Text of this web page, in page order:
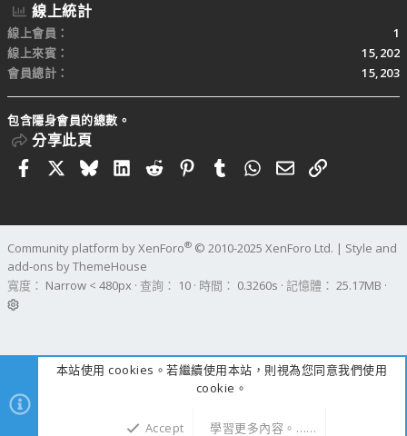
線上統計
線上會員
1
線上來賓
15,202
會員總計
15,203
包含隱身會員的總數。
分享此頁
FacebookBlueskyLinkedIn
RedditPinterestTumblrWhatsApp
電子郵件
連結
Community platform by XenForo® © 2010-2025 XenForo Ltd. | Style and
add-ons by ThemeHouse
寬度
查詢 10 時間 0.3260s 記憶體 25.17MB
本站使用 cookies。若繼續使用本站，則視為您同意我們使用
cookie。
Accept 學習更多內容。……